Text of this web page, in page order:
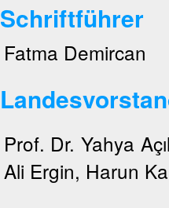
Schriftführer
Fatma Demircan
Prof. Dr. Yahya
Ali Ergin, Harun